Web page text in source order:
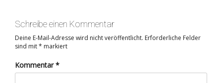
Schreibe einen Kommentar
Deine E-Mail-Adresse wird nicht veröffentlicht. Erforderliche Felder
sind mit* markiert
Kommentar*